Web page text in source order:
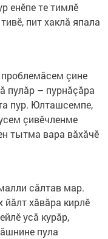
енӗпе те тимлӗ
пит хаклă япала
проблемăсем çине
пулăр – пурнăçăра
пур. Юлташсемпе,
çивӗчленме
тытма​ вара вăхăчӗ
сăлтав мар.
йăлт хăвăра кирлӗ
усă курăр,
пула